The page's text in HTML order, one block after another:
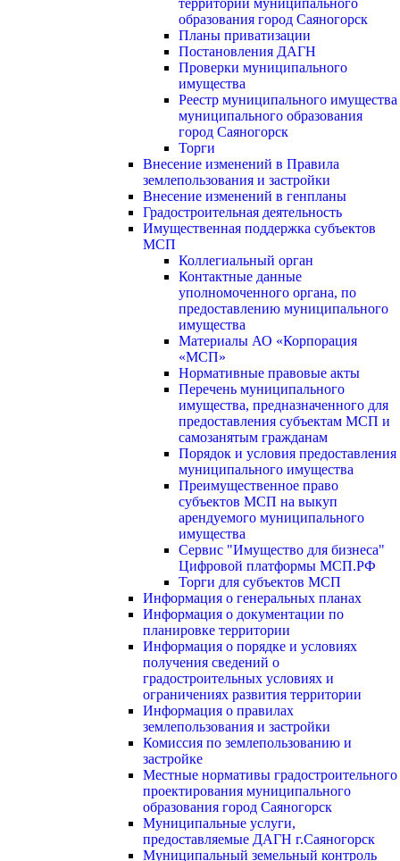
территории муниципального
образования город Саяногорск
Планы приватизации
Постановления ДАГН
Проверки муниципального
имущества
Реестр муниципального имущества
муниципального образования
город Саяногорск
Торги
Внесение изменений в Правила
землепользования и застройки
Внесение изменений в генпланы
Градостроительная деятельность
Имущественная поддержка субъектов
МСП
Коллегиальный орган
Контактные данные
уполномоченного органа, по
предоставлению муниципального
имущества
Материалы АО «Корпорация
«МСП»
Нормативные правовые акты
Перечень муниципального
имущества, предназначенного для
предоставления субъектам МСП и
самозанятым гражданам
Порядок и условия предоставления
муниципального имущества
Преимущественное право
субъектов МСП на выкуп
арендуемого муниципального
имущества
Сервис "Имущество для бизнеса"
Цифровой платформы МСП.РФ
Торги для субъектов МСП
Информация о генеральных планах
Информация о документации по
планировке территории
Информация о порядке и условиях
получения сведений о
градостроительных условиях и
ограничениях развития территории
Информация о правилах
землепользования и застройки
Комиссия по землепользованию и
застройке
Местные нормативы градостроительного
проектирования муниципального
образования город Саяногорск
Муниципальные услуги,
предоставляемые ДАГН г.Саяногорск
Муниципальный земельный контроль